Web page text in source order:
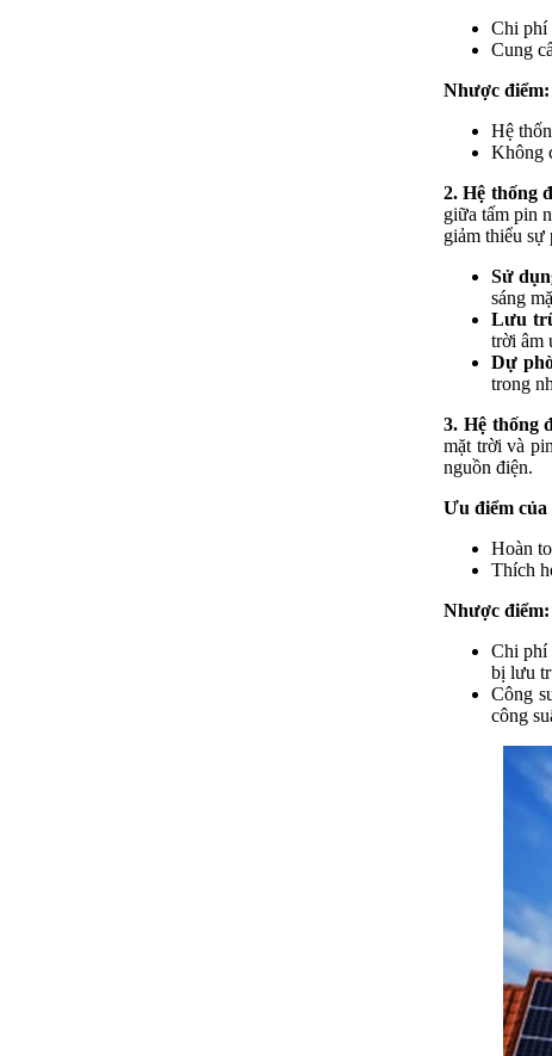
Chi phí
Cung
Nhược điểm:
Hệ
Không
2. Hệ thống
giữa tấm pin
giảm thiểu sự
Sử
sáng
Lưu
trời âm
Dự
trong
3. Hệ thống
mặt trời và
nguồn điện.
Ưu điểm
Hoàn
Thích
Nhược điểm:
Chi phí
bị lưu
Công
công